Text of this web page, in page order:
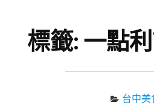
標籤: 一點
台中美